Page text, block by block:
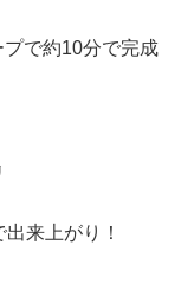
で約10分で完成
来上がり！